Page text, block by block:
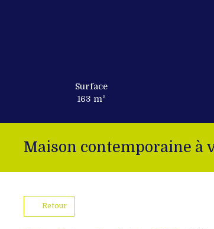
Surface
163 m²
Maison contemporaine à
Retour